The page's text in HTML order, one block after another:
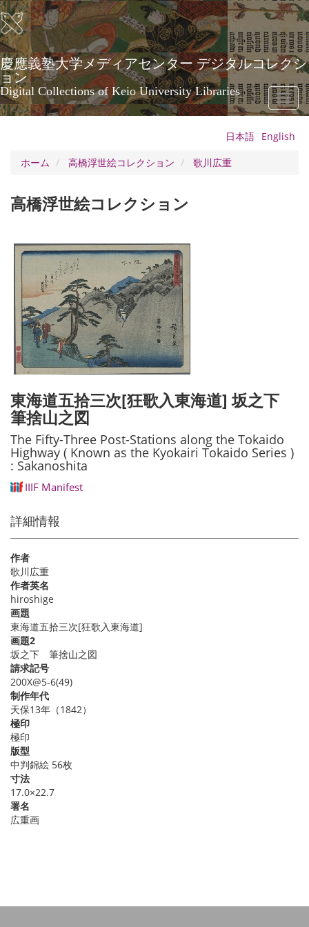
メ
イ
ン
コ
ン
テ
ン
ツ
に
慶應義塾大学メディアセンター デジタルコレクシ
ョン
Digital Collections of Keio University Libraries
Toggle
日本語 English
ホーム
高橋浮世絵コレクション 歌川広重
高橋浮世絵コレクション
東海道五拾三次[狂歌入東海道] 坂之下
筆捨山之図
The Fifty-Three Post-Stations along the Tokaido
Highway ( Known as the Kyokairi Tokaido Series )
: Sakanoshita
IIIF Manifest
詳細情報
作者
歌川広重
作者英名
hiroshige
画題
東海道五拾三次[狂歌入東海道]
画題2
坂之下 筆捨山之図
請求記号
200X@5-6(49)
制作年代
天保13年（1842）
極印
極印
版型
中判錦絵 56枚
寸法
17.0×22.7
署名
広重画